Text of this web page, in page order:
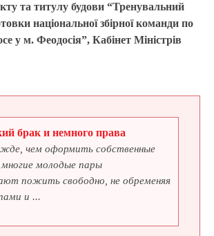
та титулу будови “Тренувальний
національної збірної команди по
у м. Феодосія”, Кабінет Міністрів
брак и немного права
чем оформить собственные
молодые пары
пожить свободно, не обременяя
и ...